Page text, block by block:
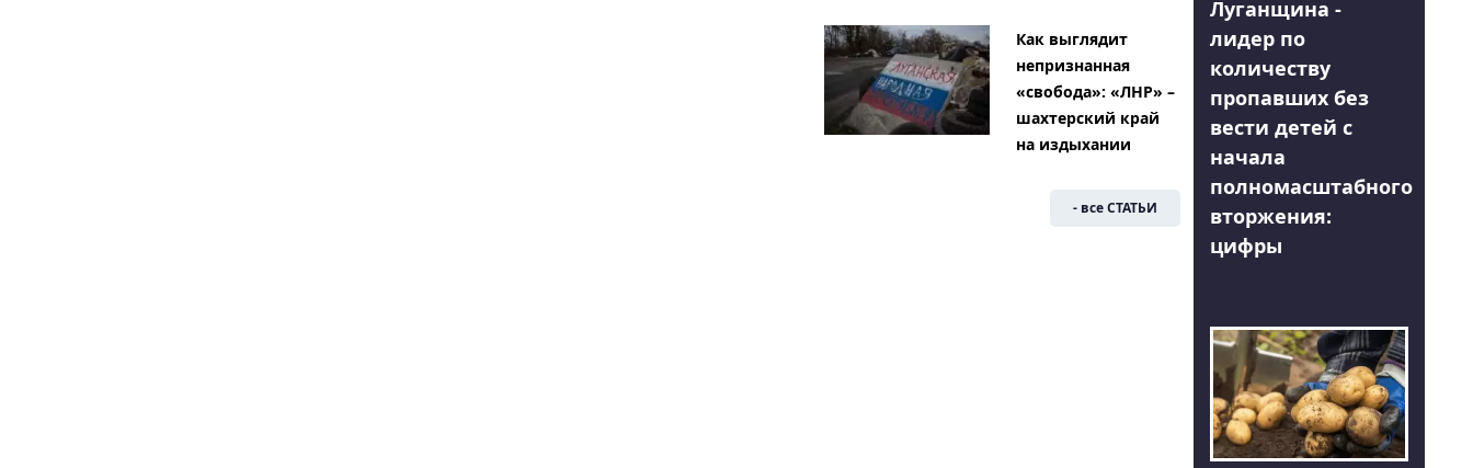
Как выглядит
непризнанная
«свобода»: «ЛНР» –
шахтерский край
на издыхании
- все СТАТЬИ
Луганщина -
лидер по
количеству
пропавших без
вести детей с
начала
полномасштабного
вторжения:
цифры